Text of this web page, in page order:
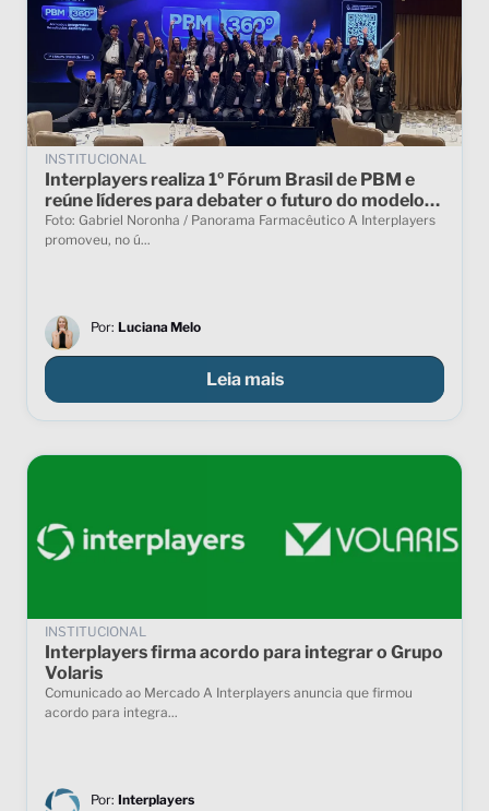
INSTITUCIONAL
Interplayers realiza 1º Fórum Brasil de PBM e
reúne líderes para debater o futuro do modelo
no país
Foto: Gabriel Noronha / Panorama Farmacêutico A Interplayers
promoveu, no ú...
Por: Luciana Melo
Leia mais
INSTITUCIONAL
Interplayers firma acordo para integrar o Grupo
Volaris
Comunicado ao Mercado A Interplayers anuncia que firmou
acordo para integra...
Por: Interplayers